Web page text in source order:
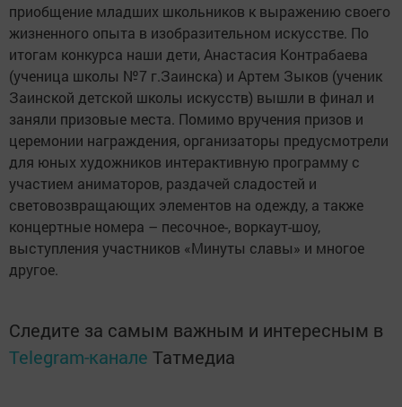
приобщение младших школьников к выражению своего
жизненного опыта в изобразительном искусстве. По
итогам конкурса наши дети, Анастасия Контрабаева
(ученица школы №7 г.Заинска) и Артем Зыков (ученик
Заинской детской школы искусств) вышли в финал и
заняли призовые места. Помимо вручения призов и
церемонии награждения, организаторы предусмотрели
для юных художников интерактивную программу с
участием аниматоров, раздачей сладостей и
световозвращающих элементов на одежду, а также
концертные номера – песочное-, воркаут-шоу,
выступления участников «Минуты славы» и многое
другое.
Следите за самым важным и интересным в
Telegram-канале Татмедиа